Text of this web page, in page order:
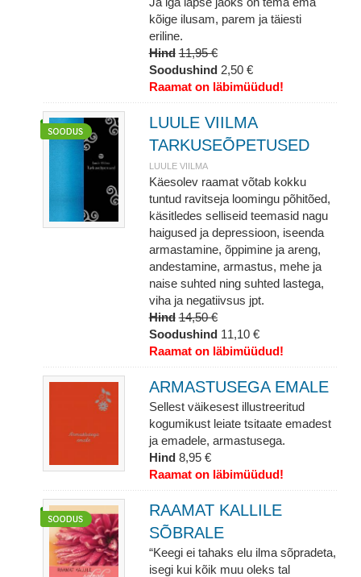
kõige ilusam, parem ja täiesti
eriline.
Hind 11,95 €
Soodushind 2,50 €
Raamat on läbimüüdud!
LUULE VIILMA
TARKUSEÕPETUSED
LUULE VIILMA
Käesolev raamat võtab kokku
tuntud ravitseja loomingu põhitõed,
käsitledes selliseid teemasid nagu
haigused ja depressioon, iseenda
armastamine, õppimine ja areng,
andestamine, armastus, mehe ja
naise suhted ning suhted lastega,
viha ja negatiivsus jpt.
Hind 14,50 €
Soodushind 11,10 €
Raamat on läbimüüdud!
ARMASTUSEGA EMALE
Sellest väikesest illustreeritud
kogumikust leiate tsitaate emadest
ja emadele, armastusega.
Hind 8,95 €
Raamat on läbimüüdud!
RAAMAT KALLILE
SÕBRALE
“Keegi ei tahaks elu ilma sõpradeta,
isegi kui kõik muu oleks tal